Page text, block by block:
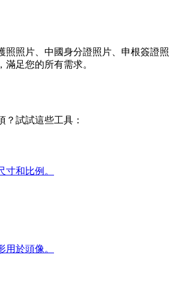
照照片、中國身分證照片、申根簽證照
滿足您的所有需求。
？試試這些工具：
寸和比例。
用於頭像。